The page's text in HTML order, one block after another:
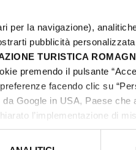
per la navigazione),
pubblicità
TURISTICA
premendo il pulsante
facendo clic su
Google in USA, Paese che
l’implementazione di
vivre une fête de
événements, sports,
les propositions et
votre Pâques de